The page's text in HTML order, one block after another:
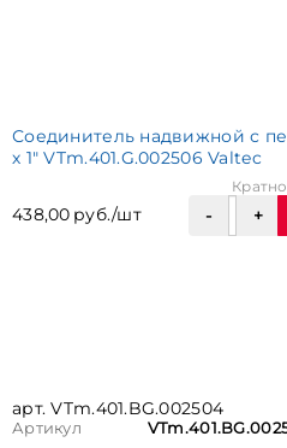
Соединитель надвижной с
х 1" VTm.401.G.002506 Valtec
438,00 руб./шт
арт. VTm.401.BG.002504
Артикул